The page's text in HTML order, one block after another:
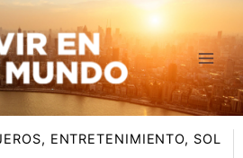
, ENTRETENIMIENTO, SOL